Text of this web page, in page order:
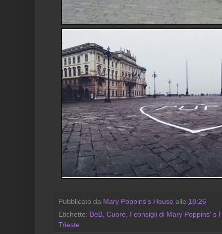
Pubblicato da Mary Poppins's House alle 18:26
Etichette: BeB, Cuore,
I consigli di Mary Poppins' s
Trieste